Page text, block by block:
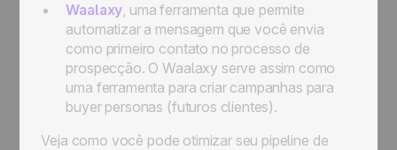
Waalaxy, uma ferramenta que permite
automatizar a mensagem que você envia
como primeiro contato no processo de
prospecção. O Waalaxy serve assim como
uma ferramenta para criar campanhas para
buyer personas (futuros clientes).
Veja como você pode otimizar seu pipeline de